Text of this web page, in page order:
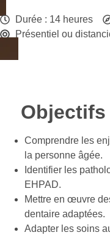
Durée : 14 heures
Présentiel ou
Comprendre les
la personne âgée.
Identifier les
EHPAD.
Mettre en œuvre
dentaire adaptées.
Adapter les soins